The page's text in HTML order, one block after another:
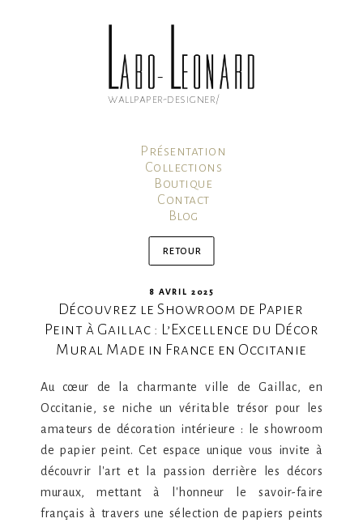
wallpaper-designer/
Présentation
Collections
Boutique
Contact
Blog
Panier
PUBLIÉ
LE
8 AVRIL 2025
Découvrez le Showroom de Papier
Peint à Gaillac : L’Excellence du Décor
Mural Made in France en Occitanie
retour
Au cœur de la charmante ville de Gaillac, en
Occitanie, se niche un véritable trésor pour les
amateurs de décoration intérieure : le showroom
de papier peint. Cet espace unique vous invite à
découvrir l'art et la passion derrière les décors
muraux, mettant à l'honneur le savoir-faire
français à travers une sélection de papiers peints